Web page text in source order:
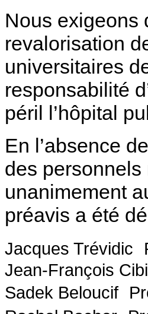
Nous exigeons
revalorisation
universitaires
responsabilité
péril l’hôpital
En l’absence
des
unanimement
préavis a été
Jacques Trévidic
Jean-François
Sadek Beloucif